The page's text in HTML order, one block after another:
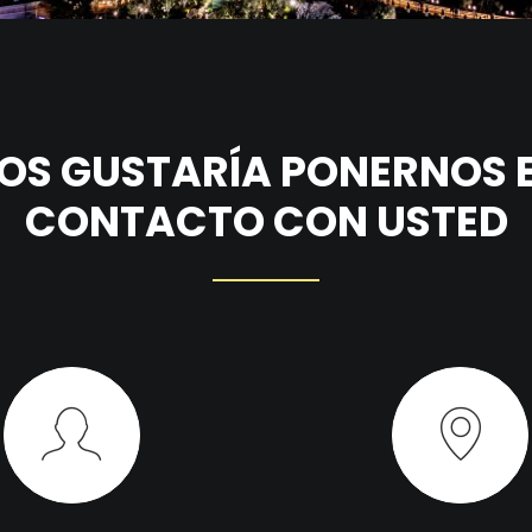
GUSTARÍA PONERNOS
CONTACTO CON USTED